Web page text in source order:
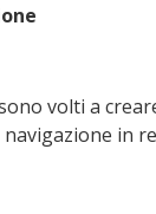
volti a
in